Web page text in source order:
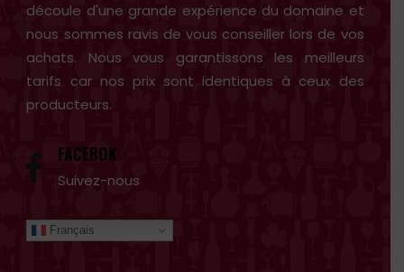
découle d'une grande expérience du domaine et
nous sommes ravis de vous conseiller lors de vos
achats. Nous vous garantissons les meilleurs
tarifs car nos prix sont identiques à ceux des
producteurs.
FACEBOK
Suivez-nous
Français